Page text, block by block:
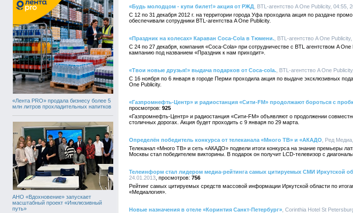
«Лента PRO» продала бизнесу более 5
млн литров прохладительных напитков
АНО «Вдохновение» запускает
масштабный проект «Инклюзивный
путь»
«Будь молодцом - купи билет!» акция от РЖД , BTL-агентство A One Publicity, 04:55,
С 12 по 31 декабря 2012 г. на территории города Уфа проходила акция по раздаче
обеспечивали сотрудники BTL-агентства A One Publicity.
«Праздник на колесах» Караван Coca-Cola в Тюмени. , BTL-агентство A One
С 24 по 27 декабря, компания «Coca-Cola» при сотрудничестве с BTL агентством A
кампанию под названием «Праздник к нам приходит».
«Твои новые друзья!» выдача подарков от Coca-cola. , BTL-агентство A One
С 16 ноября по 6 января в городе Перми проходила акция по выдаче эксклюзивных
One Publicity.
«Газпромнефть-Центр» и радиостанция «Сити-FM» продолжают бороться с
925
«Газпромнефть-Центр» и радиостанция «Cити-FM» объявляют о продолжении
столичных дорогах. Акция будет проходить с 9 января по 29 марта.
Определён победитель конкурса от телеканала «Много ТВ» и «АКАДО , Ред
Телеканал «Много ТВ» и сеть «АКАДО» подвели итоги конкурса на знание премьеры
Москвы стал победителем викторины. В подарок он получит LCD-телевизор с
Телеинформ стал лидером медиа-рейтинга самых цитируемых СМИ Иркутской
24.01.2013
756
Рейтинг самых цитируемых средств массовой информации Иркутской области по
«Медиалогия».
Новые назначения в отеле «Коринтия Санкт-Петербург» , Corinthia Hotel St